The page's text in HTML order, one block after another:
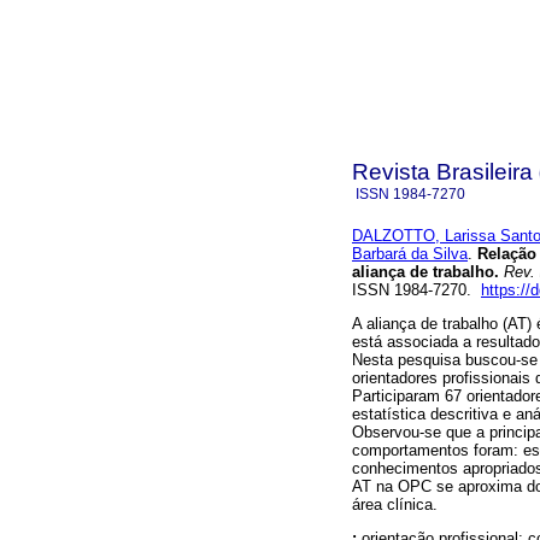
Revista Brasileira
ISSN 1984-7270
DALZOTTO, Larissa
Barbará da Silva
aliança de trabalho. Rev.
ISSN 1984-7270.
https://
A aliança de trabalho
está associada a
Nesta pesquisa buscou-
orientadores profissionais
Participaram 67
estatística descritiva e
Observou-se que a
comportamentos foram:
conhecimentos
AT na OPC se aproxima
área clínica.